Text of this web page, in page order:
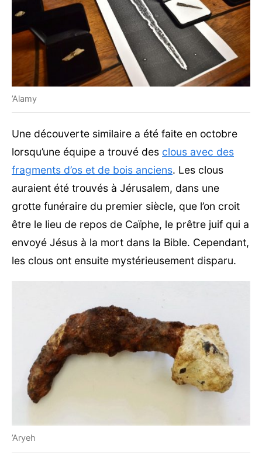
’Alamy
Une découverte similaire a été faite en octobre
lorsqu’une équipe a trouvé des clous avec des
fragments d’os et de bois anciens. Les clous
auraient été trouvés à Jérusalem, dans une
grotte funéraire du premier siècle, que l’on croit
être le lieu de repos de Caïphe, le prêtre juif qui a
envoyé Jésus à la mort dans la Bible. Cependant,
les clous ont ensuite mystérieusement disparu.
’Aryeh